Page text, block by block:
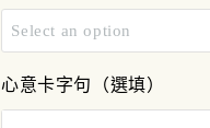
Select an option
11am - 12pm
心意卡字句（選填）